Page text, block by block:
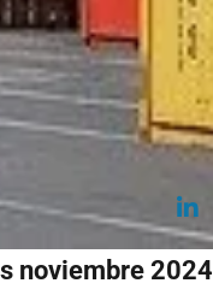
noviembre 2024